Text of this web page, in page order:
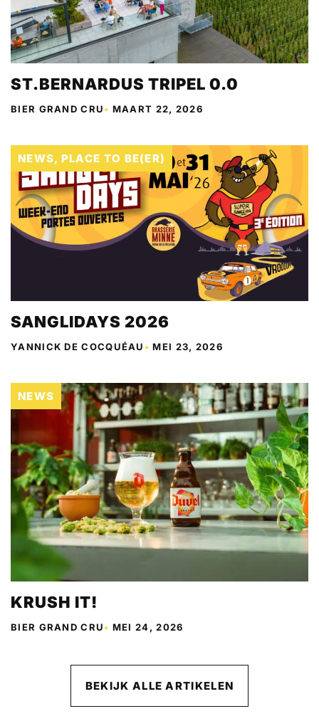
ST.BERNARDUS TRIPEL 0.0
BIER GRAND CRU• MAART 22, 2026
NEWS, PLACE TO BE(ER)
SANGLIDAYS 2026
YANNICK DE COCQUÉAU •MEI 23, 2026
NEWS
KRUSH IT!
BIER GRAND CRU• MEI 24, 2026
BEKIJK ALLE ARTIKELEN